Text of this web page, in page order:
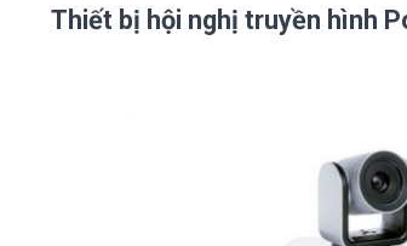
Thiết bị hội nghị truyền hình